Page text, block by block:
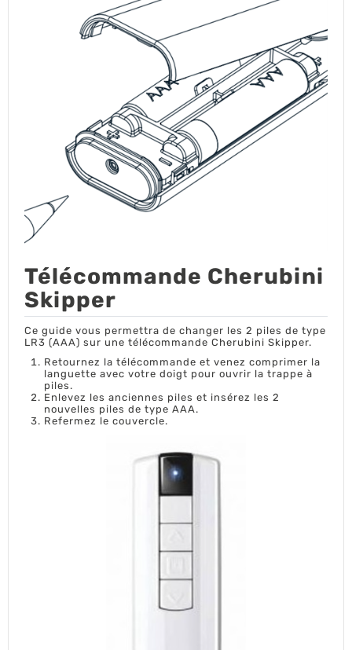
Télécommande Cherubini
Skipper
Ce guide vous permettra de changer les 2 piles de type
LR3 (AAA) sur une télécommande Cherubini Skipper.
Retournez la télécommande et venez comprimer la
languette avec votre doigt pour ouvrir la trappe à
piles.
Enlevez les anciennes piles et insérez les 2
nouvelles piles de type AAA.
Refermez le couvercle.